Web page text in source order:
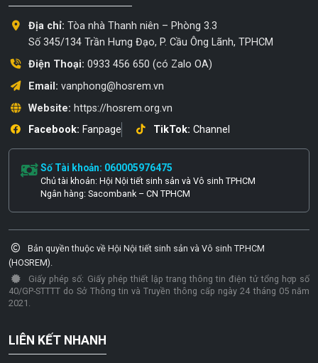
Địa chỉ: Tòa nhà Thanh niên – Phòng 3.3
Số 345/134 Trần Hưng Đạo, P. Cầu Ông Lãnh, TPHCM
Điện Thoại: 0933 456 650 (có Zalo OA)
Email: vanphong@hosrem.vn
Website: https://hosrem.org.vn
Facebook: Fanpage TikTok: Channel
Số Tài khoản: 060005976475
Chủ tài khoản: Hội Nội tiết sinh sản và Vô sinh TPHCM
Ngân hàng: Sacombank – CN TPHCM
Bản quyền thuộc về Hội Nội tiết sinh sản và Vô sinh TP.HCM
(HOSREM).
Giấy phép số: Giấy phép thiết lập trang thông tin điện tử tổng hợp số
40/GP-STTTT do Sở Thông tin và Truyền thông cấp ngày 24 tháng 05 năm
2021.
LIÊN KẾT NHANH